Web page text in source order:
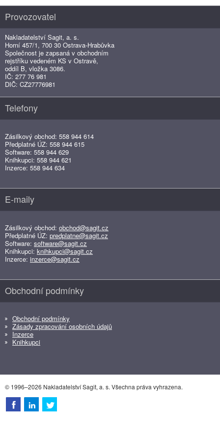
Provozovatel
Nakladatelství Sagit, a. s.
Horní 457/1, 700 30 Ostrava-Hrabůvka
Společnost je zapsaná v obchodním
rejstříku vedeném KS v Ostravě,
oddíl B, vložka 3086.
IČ: 277 76 981
DIČ: CZ27776981
Telefony
Zásilkový obchod: 558 944 614
Předplatné ÚZ: 558 944 615
Software: 558 944 629
Knihkupci: 558 944 621
Inzerce: 558 944 634
E-maily
Zásilkový obchod: obchod@sagit.cz
Předplatné ÚZ: predplatne@sagit.cz
Software: software@sagit.cz
Knihkupci: knihkupci@sagit.cz
Inzerce: inzerce@sagit.cz
Obchodní podmínky
Obchodní podmínky
Zásady zpracování osobních údajů
Inzerce
Knihkupci
© 1996–2026 Nakladatelství Sagit, a. s. Všechna práva vyhrazena.